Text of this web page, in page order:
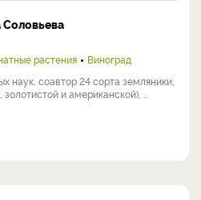
Соловьева
растения
Виноград
наук, соавтор 24 сорта земляники,
и американской), ...